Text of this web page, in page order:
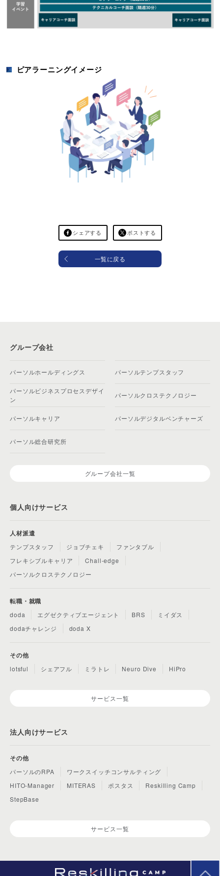
ピアラーニングイメージ
シェアする ポストする
一覧に戻る
グループ会社
パーソルホールディングス パーソルテンプスタッフ
パーソルビジネスプロセスデザイ
ン
パーソルクロステクノロジー
パーソルキャリア パーソルデジタルベンチャーズ
パーソル総合研究所
グループ会社一覧
個人向けサービス
人材派遣
テンプスタッフ ジョブチェキ
ファンタブル
フレキシブルキャリア
Chall-edge
パーソルクロステクノロジー
転職・就職
doda エグゼクティブエージェント BRS
ミイダス
dodaチャレンジ
doda X
その他
lotsful シェアフル ミラトレ Neuro Dive HiPro
サービス一覧
法人向けサービス
その他
パーソルのRPA
ワークスイッチコンサルティング
HITO-Manager
MITERAS ポスタス
Reskilling Camp
StepBase
サービス一覧